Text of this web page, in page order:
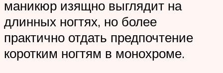
маникюр изящно выглядит на
длинных ногтях, но более
практично отдать предпочтение
коротким ногтям в монохроме.